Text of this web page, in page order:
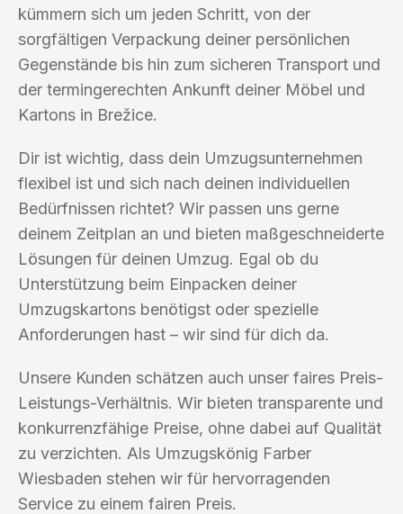
kümmern sich um jeden Schritt, von der
sorgfältigen Verpackung deiner persönlichen
Gegenstände bis hin zum sicheren Transport und
der termingerechten Ankunft deiner Möbel und
Kartons in Brežice.
Dir ist wichtig, dass dein Umzugsunternehmen
flexibel ist und sich nach deinen individuellen
Bedürfnissen richtet? Wir passen uns gerne
deinem Zeitplan an und bieten maßgeschneiderte
Lösungen für deinen Umzug. Egal ob du
Unterstützung beim Einpacken deiner
Umzugskartons benötigst oder spezielle
Anforderungen hast – wir sind für dich da.
Unsere Kunden schätzen auch unser faires Preis-
Leistungs-Verhältnis. Wir bieten transparente und
konkurrenzfähige Preise, ohne dabei auf Qualität
zu verzichten. Als Umzugskönig Farber
Wiesbaden stehen wir für hervorragenden
Service zu einem fairen Preis.